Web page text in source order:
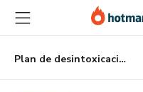
principal
página
de
página
Plan de desintoxicación de 7 días